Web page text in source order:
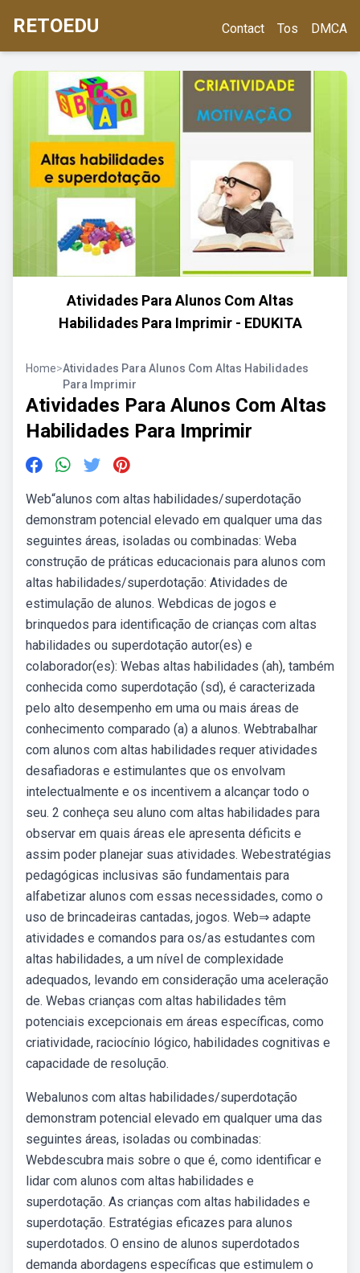
RETOEDU Contact Tos DMCA
Atividades Para Alunos Com Altas
Habilidades Para Imprimir - EDUKITA
Home>Atividades Para Alunos Com Altas Habilidades
Para Imprimir
Atividades Para Alunos Com Altas
Habilidades Para Imprimir
Web“alunos com altas habilidades/superdotação
demonstram potencial elevado em qualquer uma das
seguintes áreas, isoladas ou combinadas: Weba
construção de práticas educacionais para alunos com
altas habilidades/superdotação: Atividades de
estimulação de alunos. Webdicas de jogos e
brinquedos para identificação de crianças com altas
habilidades ou superdotação autor(es) e
colaborador(es): Webas altas habilidades (ah), também
conhecida como superdotação (sd), é caracterizada
pelo alto desempenho em uma ou mais áreas de
conhecimento comparado (a) a alunos. Webtrabalhar
com alunos com altas habilidades requer atividades
desafiadoras e estimulantes que os envolvam
intelectualmente e os incentivem a alcançar todo o
seu. 2 conheça seu aluno com altas habilidades para
observar em quais áreas ele apresenta déficits e
assim poder planejar suas atividades. Webestratégias
pedagógicas inclusivas são fundamentais para
alfabetizar alunos com essas necessidades, como o
uso de brincadeiras cantadas, jogos. Web⇒ adapte
atividades e comandos para os/as estudantes com
altas habilidades, a um nível de complexidade
adequados, levando em consideração uma aceleração
de. Webas crianças com altas habilidades têm
potenciais excepcionais em áreas específicas, como
criatividade, raciocínio lógico, habilidades cognitivas e
capacidade de resolução.
Webalunos com altas habilidades/superdotação
demonstram potencial elevado em qualquer uma das
seguintes áreas, isoladas ou combinadas:
Webdescubra mais sobre o que é, como identificar e
lidar com alunos com altas habilidades e
superdotação. As crianças com altas habilidades e
superdotação. Estratégias eficazes para alunos
superdotados. O ensino de alunos superdotados
demanda abordagens específicas que estimulem o